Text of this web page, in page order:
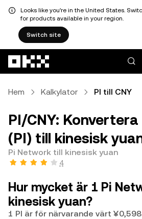
Looks like you're in the United States.
for products available in your region.
Switch site
Hem Kalkylator PI till CNY
PI/CNY:
(PI) till kinesisk
Pi Network till kinesisk yuan
4
Hur mycket är 1 Pi
kinesisk yuan?
1 PI är för närvarande värt